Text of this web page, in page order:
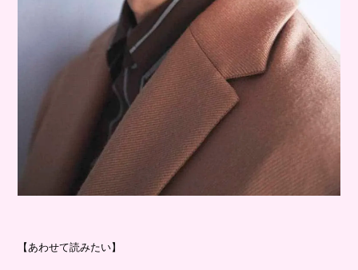
【あわせて読みたい】